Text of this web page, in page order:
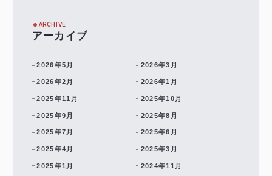
ARCHIVE
アーカイブ
2026年5月 2026年3月
2026年2月 2026年1月
2025年11月 2025年10月
2025年9月 2025年8月
2025年7月 2025年6月
2025年4月 2025年3月
2025年1月 2024年11月